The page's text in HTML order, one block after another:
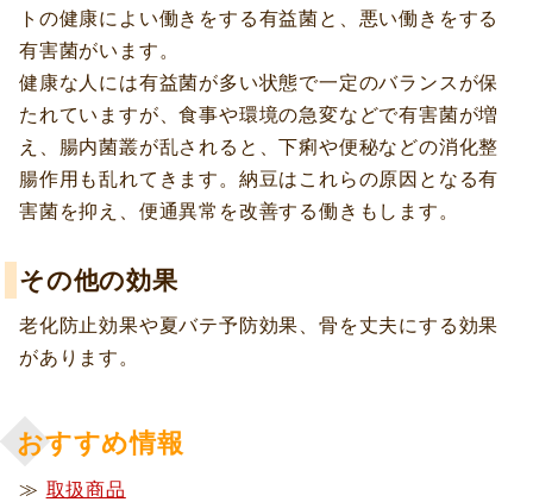
トの健康によい働きをする有益菌と、悪い働きをする
有害菌がいます。
健康な人には有益菌が多い状態で一定のバランスが保
たれていますが、食事や環境の急変などで有害菌が増
え、腸内菌叢が乱されると、下痢や便秘などの消化整
腸作用も乱れてきます。納豆はこれらの原因となる有
害菌を抑え、便通異常を改善する働きもします。
その他の効果
老化防止効果や夏バテ予防効果、骨を丈夫にする効果
があります。
おすすめ情報
≫ 取扱商品